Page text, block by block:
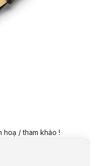
0%
2m
hoạ / tham khảo !